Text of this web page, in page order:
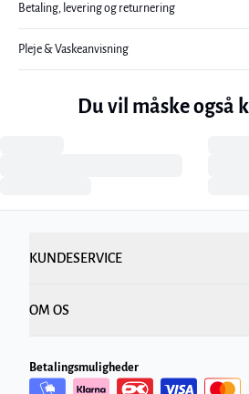
Betaling, levering og returnering
Pleje & Vaskeanvisning
Du vil måske også
KUNDESERVICE
OM OS
Betalingsmuligheder